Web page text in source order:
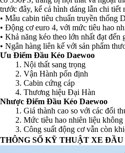
trước đây, kể cả hình dáng lẫn chi tiết
• Mẫu cabin tiêu chuẩn truyền thống
• Động cơ euro 4, với mức tiêu hao
• Khả năng kéo theo lớn nhất đạt đến
• Ngân hàng liên kế với sản phẩm
Ưu Điểm Đầu Kéo Daewoo
1. Nội thất sang trọng
2. Vận Hành pổn định
3. Cabin cứng cáp
4. Thương hiệu Đại Hàn
Nhược Điểm Đầu Kéo Daewoo
1. Giá thành cao so với các đối
2. Mức tiêu hao nhiên liệu
3. Công suất động cơ vẫn còn
THÔNG SỐ KỸ THUẬT XE